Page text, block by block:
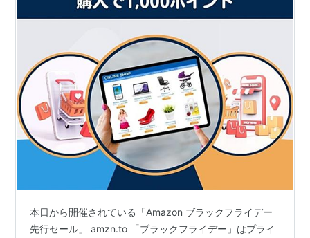
本日から開催されている「Amazon ブラックフライデー
先行セール」 amzn.to 「ブラックフライデー」はプライ